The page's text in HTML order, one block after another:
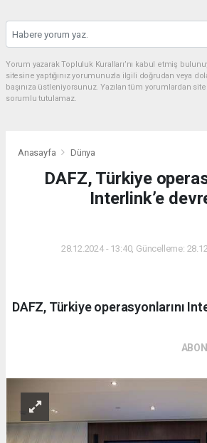
Yorum yazarak Topluluk Kuralları’nı kabul etmiş
sitesine yaptığınız yorumunuzla ilgili doğrudan veya
başınıza üstleniyorsunuz. Yazılan tüm yorumlardan
sorumlu tutulamaz.
Anasayfa Dünya
DAFZ, Türkiye
Interlink’e
28.12.2024 - 13:40, Güncelleme:
DAFZ, Türkiye operasyonlarını